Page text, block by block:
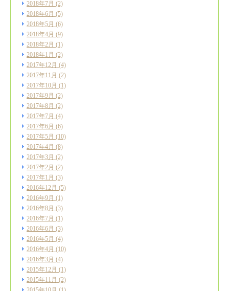
2018年7月 (2)
2018年6月 (5)
2018年5月 (6)
2018年4月 (9)
2018年2月 (1)
2018年1月 (2)
2017年12月 (4)
2017年11月 (2)
2017年10月 (1)
2017年9月 (2)
2017年8月 (2)
2017年7月 (4)
2017年6月 (6)
2017年5月 (10)
2017年4月 (8)
2017年3月 (2)
2017年2月 (2)
2017年1月 (3)
2016年12月 (5)
2016年9月 (1)
2016年8月 (3)
2016年7月 (1)
2016年6月 (3)
2016年5月 (4)
2016年4月 (10)
2016年3月 (4)
2015年12月 (1)
2015年11月 (2)